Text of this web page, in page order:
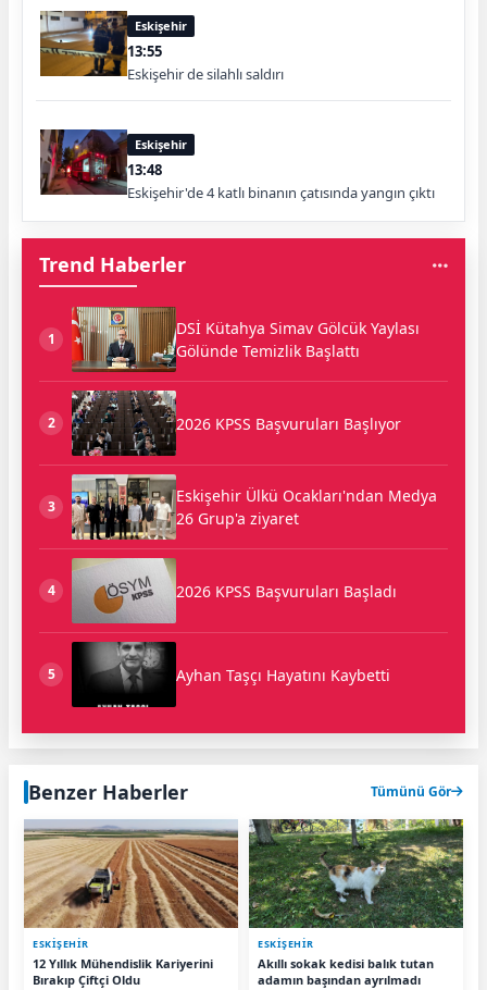
Eskişehir
13:55
Eskişehir de silahlı saldırı
Eskişehir
13:48
Eskişehir'de 4 katlı binanın çatısında yangın çıktı
Trend Haberler
1
DSİ Kütahya Simav Gölcük Yaylası
Gölünde Temizlik Başlattı
2 2026 KPSS Başvuruları Başlıyor
3
Eskişehir Ülkü Ocakları'ndan Medya
26 Grup'a ziyaret
4 2026 KPSS Başvuruları Başladı
5 Ayhan Taşçı Hayatını Kaybetti
Benzer Haberler Tümünü Gör
ESKIŞEHIR
12 Yıllık Mühendislik Kariyerini
Bırakıp Çiftçi Oldu
ESKIŞEHIR
Akıllı sokak kedisi balık tutan
adamın başından ayrılmadı